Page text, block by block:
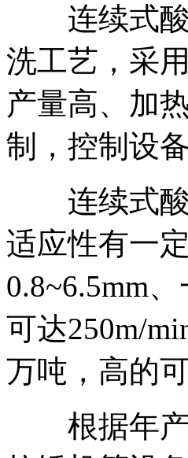
连续式酸
洗工艺，采
产量高、加
制，控制设
连续式酸
适应性有一
0.8~6.5mm
可达250m/
万吨，高的
根据年产